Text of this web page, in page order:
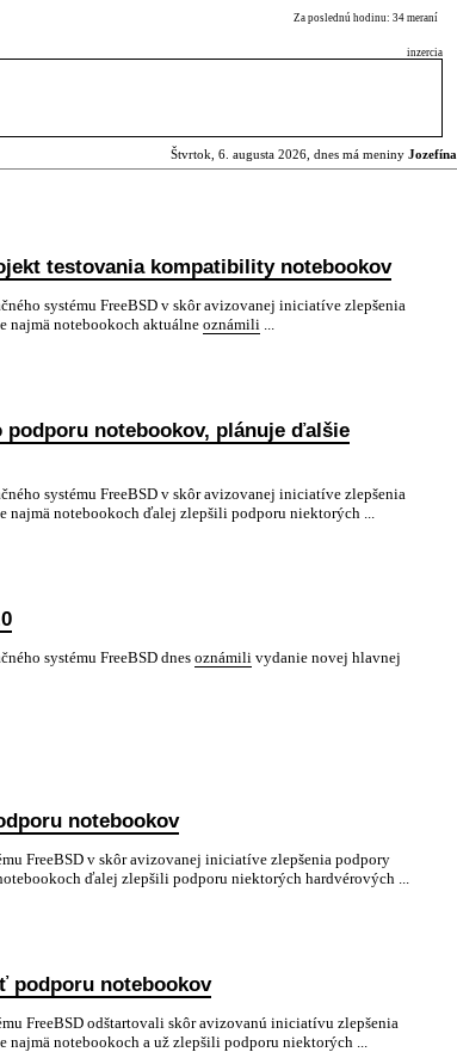
Za poslednú hodinu: 34 meraní
inzercia
Štvrtok, 6. augusta 2026, dnes má meniny Jozefína
testovania kompatibility notebookov
systému FreeBSD v skôr avizovanej iniciatíve zlepšenia
najmä notebookoch aktuálneoznámili ...
podporu notebookov, plánuje ďalšie
systému FreeBSD v skôr avizovanej iniciatíve zlepšenia
najmä notebookoch ďalej zlepšili podporu niektorých ...
systému FreeBSD dnes oznámili vydanie novej hlavnej
notebookov
FreeBSD v skôr avizovanej iniciatíve zlepšenia podpory
ďalej zlepšili podporu niektorých hardvérových ...
podporu notebookov
FreeBSD odštartovali skôr avizovanú iniciatívu zlepšenia
najmä notebookoch a už zlepšili podporu niektorých ...